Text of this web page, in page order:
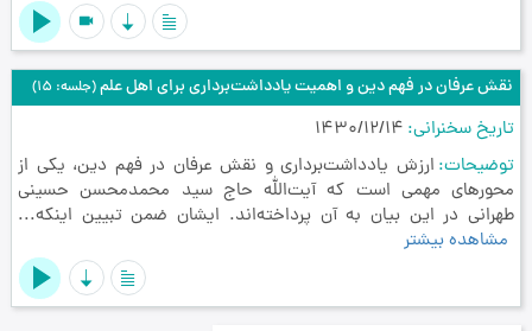
videocam
نقش عرفان در فهم دین و اهمیت یادداشت‌برداری برای اهل علم(جلسه: 15)
تاریخ سخنرانی 1430/12/14
توضیحات ارزش یادداشت‌برداری و نقش عرفان در فهم دین، یکی از
محورهای مهمی است که آیت‌الله حاج سید محمدمحسن حسینی
طهرانی در این بیان به آن پرداخته‌اند. ایشان ضمن تبیین اینکه...
مشاهده بیشتر